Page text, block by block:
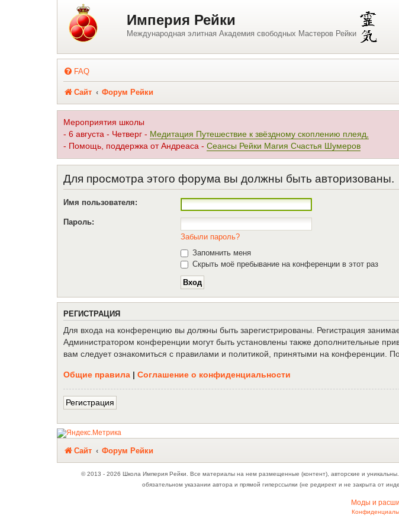
Регистрация Империя Рейки
Международная элитная Академия свободных Мастеров Рейки
FAQ
Сайт Форум Рейки
Мероприятия школы
- 6 августа - Четверг - Медитация Путешествие к звёздному скоплению плеяд,
- Помощь, поддержка от Андреаса - Сеансы Рейки Магия Счастья Шумеров
Для просмотра этого форума вы должны быть авторизованы.
Имя пользователя:
Пароль:
Забыли пароль?
Запомнить меня
Скрыть моё пребывание на конференции в этот раз
РЕГИСТРАЦИЯ
Для входа на конференцию вы должны быть зарегистрированы. Регистрация
Администратором конференции могут быть установлены также дополнительные
вам следует ознакомиться с правилами и политикой, принятыми на конференции.
Общие правила | Соглашение о конфиденциальности
Регистрация
Сайт Форум Рейки
Связаться с
© 2013 - 2026 Школа Империя Рейки. Все материалы на нем размещенные (контент), авторские и
обязательном указании автора и прямой гиперссылки (не редирект и не закрыта от
Моды и